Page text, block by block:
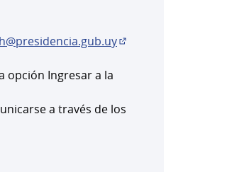
opción Ingresar a la
a través de los